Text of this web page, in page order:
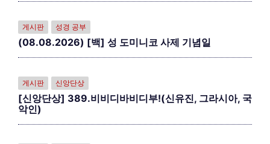
게시판 성경 공부
(08.08.2026) [백] 성 도미니코 사제 기념일
게시판 신앙단상
[신앙단상] 389.비비디바비디부!(신유진, 그라시아, 국
악인)